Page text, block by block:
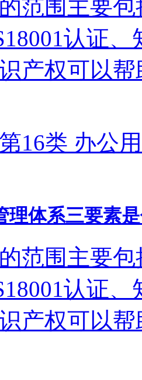
范围主要包
认证
产权可以
16类 办公
理体系三要素
范围主要包
认证
产权可以